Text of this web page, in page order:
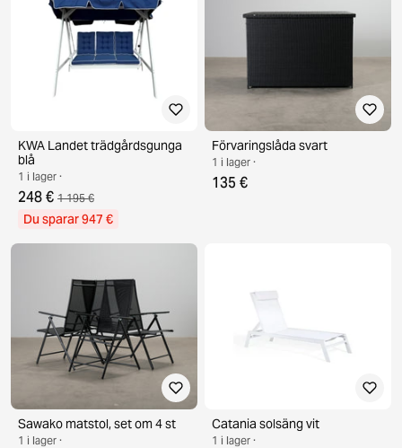
KWA Landet trädgårdsgunga
blå
1 i lager ·
248 € 1 195 €
Du sparar 947 €
Förvaringslåda svart
1 i lager ·
135 €
Sawako matstol, set om 4 st
1 i lager ·
Catania solsäng vit
1 i lager ·